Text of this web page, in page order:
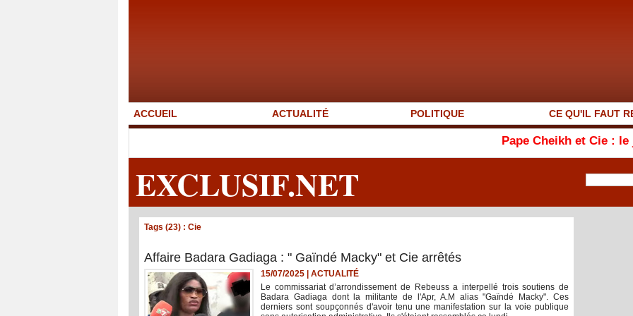
ACCUEIL ACTUALITÉ POLITIQUE CE QU'IL FAUT
Pape Cheikh et Cie : le juge
EXCLUSIF.NET
Tags (23) : Cie
Affaire Badara Gadiaga : " Gaïndé Macky" et Cie arrêtés
15/07/2025 | ACTUALITÉ
Le commissariat d’arrondissement de Rebeuss a interpellé trois soutiens de
Badara Gadiaga dont la militante de l'Apr, A.M alias "Gaïndé Macky". Ces
derniers sont soupçonnés d'avoir tenu une manifestation sur la voie publique